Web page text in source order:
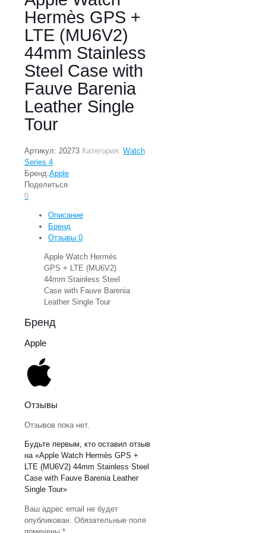
Hermès GPS +
LTE (MU6V2)
44mm Stainless
Steel Case with
Fauve Barenia
Leather Single
Tour
Артикул: 20273 Категория: Watch
Series 4
Бренд:Apple
Поделиться
0
Описание
Бренд
Отзывы 0
Apple Watch Hermès
GPS + LTE (MU6V2)
44mm Stainless Steel
Case with Fauve Barenia
Leather Single Tour
Бренд
Apple
Отзывы
Отзывов пока нет.
Будьте первым, кто оставил отзыв
на «Apple Watch Hermès GPS +
LTE (MU6V2) 44mm Stainless Steel
Case with Fauve Barenia Leather
Single Tour»
Ваш адрес email не будет
опубликован. Обязательные поля